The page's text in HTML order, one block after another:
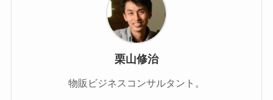
栗山修治
物販ビジネスコンサルタント。